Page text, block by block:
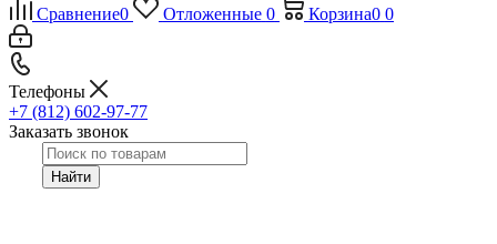
Сравнение0 Отложенные 0 Корзина0 0
Телефоны
+7 (812) 602-97-77
Заказать звонок
Найти